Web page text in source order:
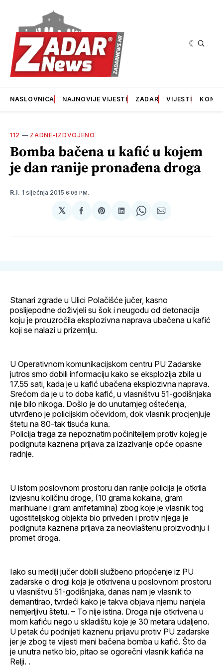
NASLOVNICA NAJNOVIJE VIJESTI ZADAR VIJESTI
112 — ZADNE-IZDVOJENO
Bomba bačena u kafić u kojem
je dan ranije pronađena droga
R.I. 1 siječnja 2015 6:06 PM.
𝕏
podijeliSharepodijeliSharepodijeli
Stanari zgrade u Ulici Polačišće jučer, kasno
poslijepodne doživjeli su šok i neugodu od detonacija
koju je prouzročila eksplozivna naprava ubačena u kafić
koji se nalazi u prizemlju.
U Operativnom komunikacijskom centru PU Zadarske
jutros smo dobili informaciju kako se eksplozija zbila u
17.55 sati, kada je u kafić ubačena eksplozivna naprava.
Srećom da je u to doba kafić, u vlasništvu 51-godišnjaka
nije bilo nikoga. Došlo je do unutarnjeg oštećenja,
utvrđeno je policijskim očevidom, dok vlasnik procjenjuje
štetu na 80-tak tisuća kuna.
Policija traga za nepoznatim počiniteljem protiv kojeg je
podignuta kaznena prijava za izazivanje opće opasne
radnje.
U istom poslovnom prostoru dan ranije policija je otkrila
izvjesnu količinu droge, (10 grama kokaina, gram
marihuane i gram amfetamina) zbog koje je vlasnik tog
ugostiteljskog objekta bio priveden i protiv njega je
podignuta kaznena prijava za neovlaštenu proizvodnju i
promet droga.
Iako su mediji jučer dobili službeno priopćenje iz PU
zadarske o drogi koja je otkrivena u poslovnom prostoru
u vlasništvu 51-godišnjaka, danas nam je vlasnik to
demantirao, tvrdeći kako je takva objava njemu nanjela
nemjerljivu štetu. – To nije istina. Droga nije otkrivena u
mom kafiću nego u skladištu koje je 30 metara udaljeno.
U petak ću podnijeti kaznenu prijavu protiv PU zadarske
jer je zbog te vijesti meni bačena bomba u kafić. Što da
je unutra netko bio, pitao se ogorečni vlasnik kafića na
Relji. .